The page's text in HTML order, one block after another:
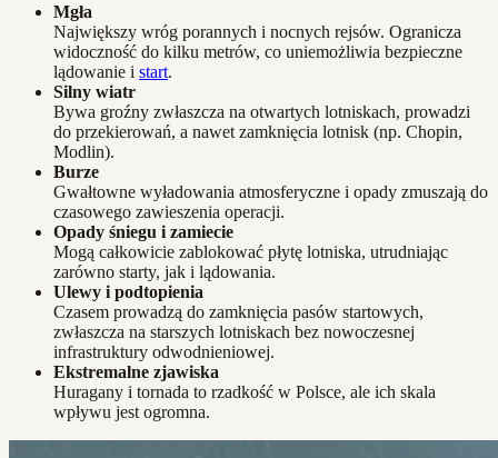
Mgła
Największy wróg porannych i nocnych rejsów. Ogranicza
widoczność do kilku metrów, co uniemożliwia bezpieczne
lądowanie i start.
Silny wiatr
Bywa groźny zwłaszcza na otwartych lotniskach, prowadzi
do przekierowań, a nawet zamknięcia lotnisk (np. Chopin,
Modlin).
Burze
Gwałtowne wyładowania atmosferyczne i opady zmuszają do
czasowego zawieszenia operacji.
Opady śniegu i zamiecie
Mogą całkowicie zablokować płytę lotniska, utrudniając
zarówno starty, jak i lądowania.
Ulewy i podtopienia
Czasem prowadzą do zamknięcia pasów startowych,
zwłaszcza na starszych lotniskach bez nowoczesnej
infrastruktury odwodnieniowej.
Ekstremalne zjawiska
Huragany i tornada to rzadkość w Polsce, ale ich skala
wpływu jest ogromna.